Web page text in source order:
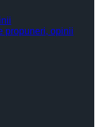
propuneri, opinii